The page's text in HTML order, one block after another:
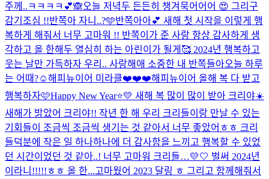
주께..ㅋㅋㅋㅋ💕🙈오늘 저녁두 든든히 챙겨묵어어어 😍 그리구
감기조심 !!반쪽아 자니..?🩵반쪽아아💕 새해 첫 시작을 이렇게 행
복하게 해줘서 너무 고마워 !! 반쪽이가 준 사랑 항상 감사하게 생
각하고 올 한해두 열심히 하는 아린이가 될게🥰 2024년 행복하고
웃는 날만 가득하자 우리.. 사랑해애 소중한 내 반쪽들아오늘 하루
는 어때?☺️해피뉴이어 미라클❤️❤️❤️해피뉴이어 올해 복 다 받고
행복하자🩷Happy New Year⭐️💛 새해 복 많이 많이 받아 크리야☀️
새해가 밝았어 크리야!! 작년 한 해 우리 크리들이랑 만날 수 있는
기회들이 조금씩 조금씩 생기는 것 같아서 너무 좋았어ㅎㅎ 크리
들덕분에 작은 일 하나하나에 더 감사함을 느끼고 행복할 수 있었
던 시간이었던 것 같아..! 너무 고마워 크리들…💛🤍 벌써 2024년
이라니!!!!!ㅎㅎ 올 한...고마웠어 2023 달링 ㅎ 그리고 함께해줘서